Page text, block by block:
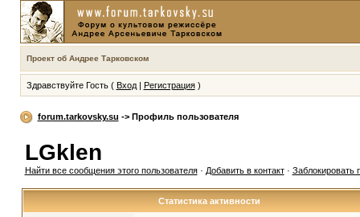
Проект об Андрее Тарковском
Здравствуйте Гость ( Вход| Регистрация)
forum.tarkovsky.su -> Профиль пользователя
LGklen
Найти все сообщения этого пользователя· Добавить в контакт· Заблокировать
Статистика активности